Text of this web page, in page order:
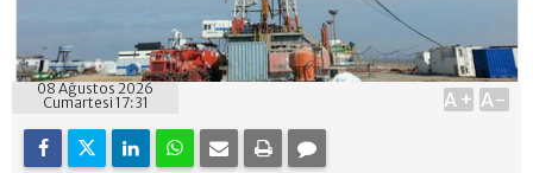
08 Ağustos 2026
Cumartesi 17:31
A+ A-